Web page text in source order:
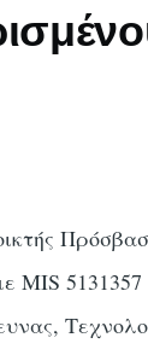
MIS 5131357